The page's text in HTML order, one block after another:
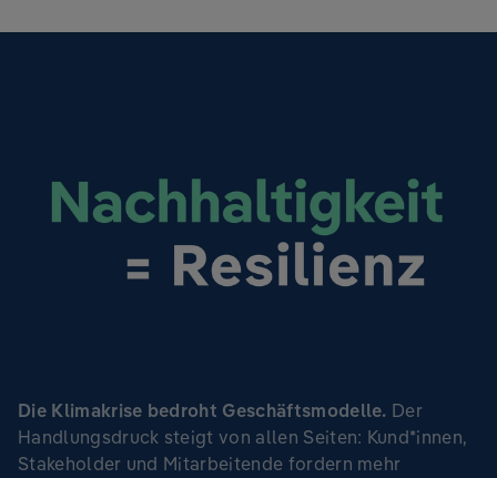
Die Klimakrise bedroht Geschäftsmodelle. Der
Handlungsdruck steigt von allen Seiten: Kund*innen,
Stakeholder und Mitarbeitende fordern mehr